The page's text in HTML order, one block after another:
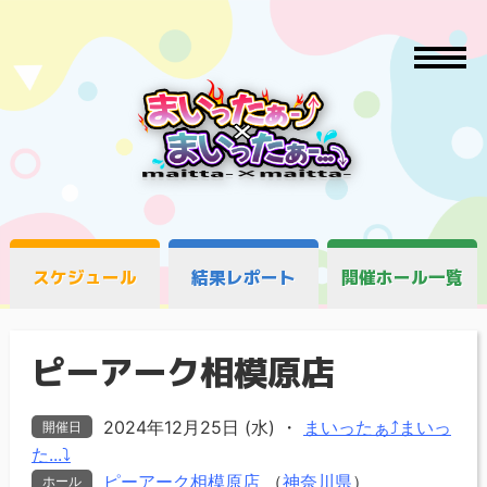
スケジュール 結果レポート 開催ホール一覧
ピーアーク相模原店
開催日 2024年12月25日 (水) ・
まいったぁ⤴まいっ
た...⤵
ホール ピーアーク相模原店（神奈川県）